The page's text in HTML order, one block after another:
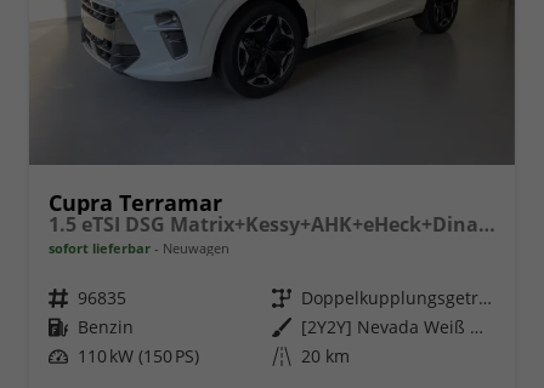
Cupra Terramar
1.5 eTSI DSG Matrix+Kessy+AHK+eHeck+Dinamica+CarPlay+eHeck+GV5
sofort lieferbar Neuwagen
Fahrzeugnr. 96835 Getriebe
Doppelkupplungsgetriebe (DSG)
Kraftstoff Benzin Außenfarbe
[2Y2Y] Nevada Weiß Metallic
Leistung 110 kW (150 PS) Kilometerstand 20 km